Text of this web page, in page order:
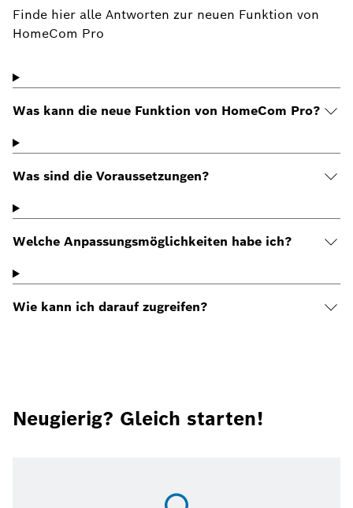
Finde hier alle Antworten zur neuen Funktion von
HomeCom Pro
Was kann die neue Funktion von HomeCom Pro?
Was sind die Voraussetzungen?
Welche Anpassungsmöglichkeiten habe ich?
Wie kann ich darauf zugreifen?
Neugierig? Gleich starten!